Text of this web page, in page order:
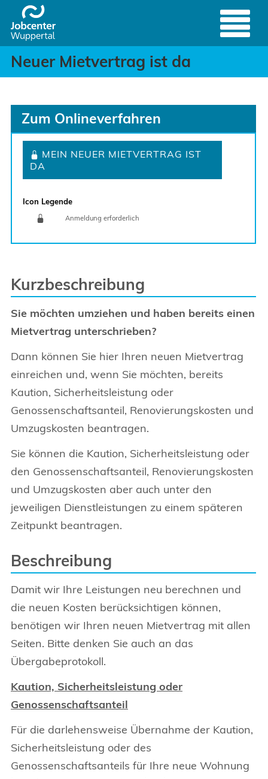
Zum Hauptinhalt springen
Neuer Mietvertrag ist
Header
Neuer Mietvertrag ist da
Zum Onlineverfahren
MEIN NEUER MIETVERTRAG IST
DA
Icon Legende
Anmeldung erforderlich
Kurzbeschreibung
Sie möchten umziehen und haben bereits einen
Mietvertrag unterschrieben?
Dann können Sie hier Ihren neuen Mietvertrag
einreichen und, wenn Sie möchten, bereits
Kaution, Sicherheitsleistung oder
Genossenschaftsanteil, Renovierungskosten und
Umzugskosten beantragen.
Sie können die Kaution, Sicherheitsleistung oder
den Genossenschaftsanteil, Renovierungskosten
und Umzugskosten aber auch unter den
jeweiligen Dienstleistungen zu einem späteren
Zeitpunkt beantragen.
Beschreibung
Damit wir Ihre Leistungen neu berechnen und
die neuen Kosten berücksichtigen können,
benötigen wir Ihren neuen Mietvertrag mit allen
Seiten. Bitte denken Sie auch an das
Übergabeprotokoll.
Kaution, Sicherheitsleistung oder
Genossenschaftsanteil
Für die darlehensweise Übernahme der Kaution,
Sicherheitsleistung oder des
Genossenschaftsanteils für Ihre neue Wohnung